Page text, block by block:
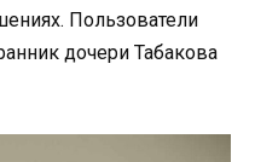
Пользователи
дочери Табакова